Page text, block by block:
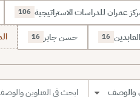
عمران للدراسات الاستراتيجية 106
16 حسن جابر 16